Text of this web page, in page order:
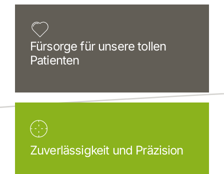
Fürsorge für unsere tollen
Patienten
Zuverlässigkeit und Präzision